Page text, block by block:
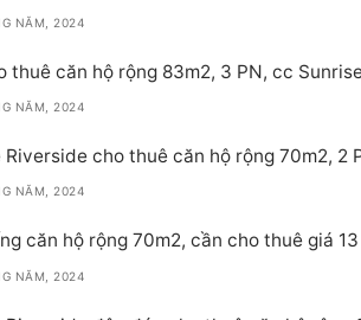
NĂM, 2024
thuê căn hộ rộng 83m2, 3 PN, cc
NĂM, 2024
Riverside cho thuê căn hộ rộng 70m2, 2
NĂM, 2024
căn hộ rộng 70m2, cần cho thuê giá
NĂM, 2024